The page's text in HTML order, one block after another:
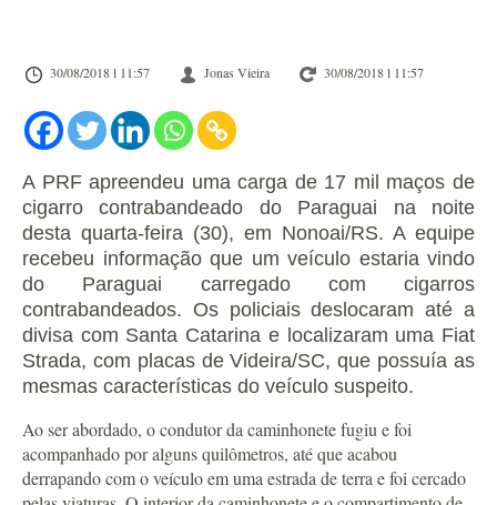
30/08/2018 l 11:57 Jonas Vieira 30/08/2018 l 11:57
A PRF apreendeu uma carga de 17 mil maços de
cigarro contrabandeado do Paraguai na noite
desta quarta-feira (30), em Nonoai/RS. A equipe
recebeu informação que um veículo estaria vindo
do Paraguai carregado com cigarros
contrabandeados. Os policiais deslocaram até a
divisa com Santa Catarina e localizaram uma Fiat
Strada, com placas de Videira/SC, que possuía as
mesmas características do veículo suspeito.
Ao ser abordado, o condutor da caminhonete fugiu e foi
acompanhado por alguns quilômetros, até que acabou
derrapando com o veículo em uma estrada de terra e foi cercado